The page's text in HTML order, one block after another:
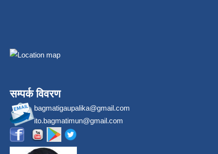
सम्पर्क विवरण
bagmatigaupalika@gmail.com
ito.bagmatimun@gmail.com